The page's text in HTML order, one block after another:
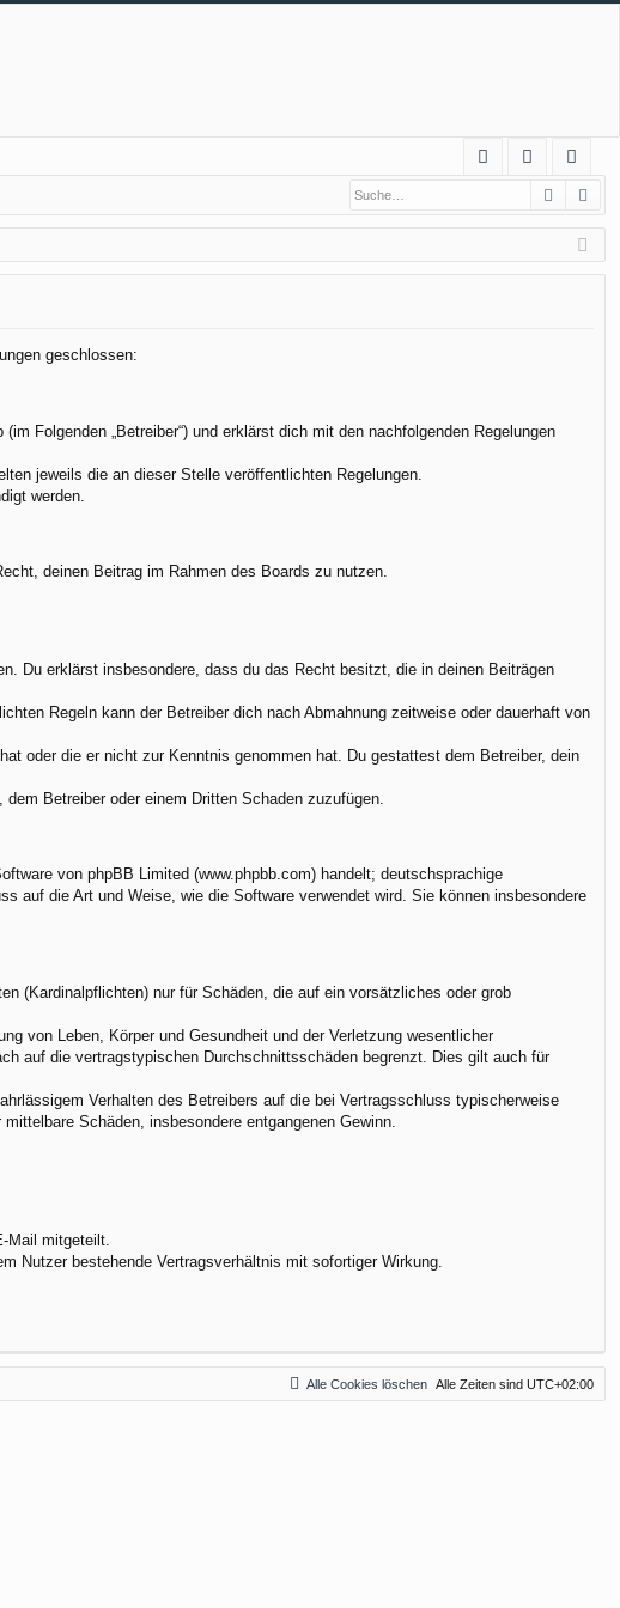
Q
m
el
eg
ist
rie
Suche
geschlossen:
Folgenden „Betreiber“) und erklärst dich mit den nachfolgenden Regelungen
jeweils die an dieser Stelle veröffentlichten Regelungen.
werden.
deinen Beitrag im Rahmen des Boards zu nutzen.
Du erklärst insbesondere, dass du das Recht besitzt, die in deinen Beiträgen
Regeln kann der Betreiber dich nach Abmahnung zeitweise oder dauerhaft von
oder die er nicht zur Kenntnis genommen hat. Du gestattest dem Betreiber, dein
Betreiber oder einem Dritten Schaden zuzufügen.
von phpBB Limited (www.phpbb.com) handelt; deutschsprachige
auf die Art und Weise, wie die Software verwendet wird. Sie können insbesondere
(Kardinalpflichten) nur für Schäden, die auf ein vorsätzliches oder grob
von Leben, Körper und Gesundheit und der Verletzung wesentlicher
auf die vertragstypischen Durchschnittsschäden begrenzt. Dies gilt auch für
Verhalten des Betreibers auf die bei Vertragsschluss typischerweise
Schäden, insbesondere entgangenen Gewinn.
Mail mitgeteilt.
Nutzer bestehende Vertragsverhältnis mit sofortiger Wirkung.
Alle Zeiten sind UTC+02:00
Alle Cookies löschen